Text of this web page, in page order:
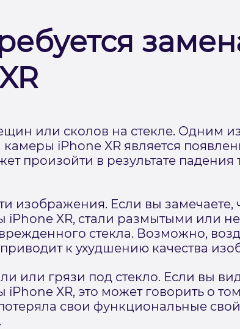
или сколов на стекле. Одним
камеры iPhone XR является
произойти в результате
изображения. Если вы
iPhone XR, стали размытыми или
стекла. Возможно,
приводит к ухудшению качества
или грязи под стекло. Если вы
iPhone XR, это может говорить о
свои функциональные